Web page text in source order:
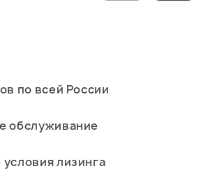
по всей России
обслуживание
лизинга